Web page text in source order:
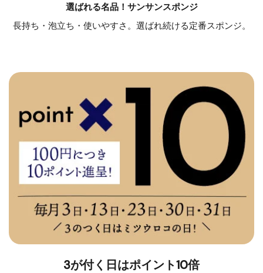
選ばれる名品！サンサンスポンジ
長持ち・泡立ち・使いやすさ。選ばれ続ける定番スポンジ。
3が付く日はポイント10倍